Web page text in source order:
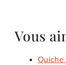
Vous